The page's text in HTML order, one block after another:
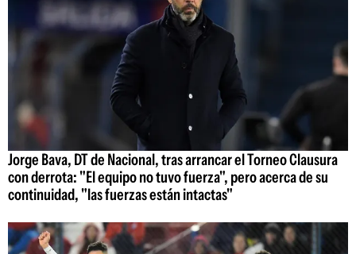
Jorge Bava, DT de Nacional, tras arrancar el Torneo Clausura
con derrota: "El equipo no tuvo fuerza", pero acerca de su
continuidad, "las fuerzas están intactas"